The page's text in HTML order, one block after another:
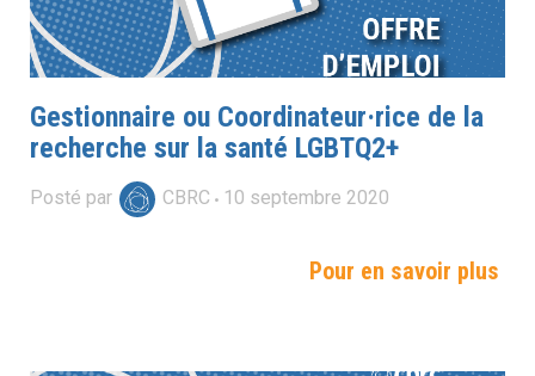
Gestionnaire ou Coordinateur·rice de la
recherche sur la santé LGBTQ2+
Posté par CBRC 10 septembre 2020
Pour en savoir plus